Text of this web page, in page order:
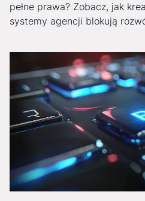
pełne prawa? Zobacz, jak
systemy agencji blokują